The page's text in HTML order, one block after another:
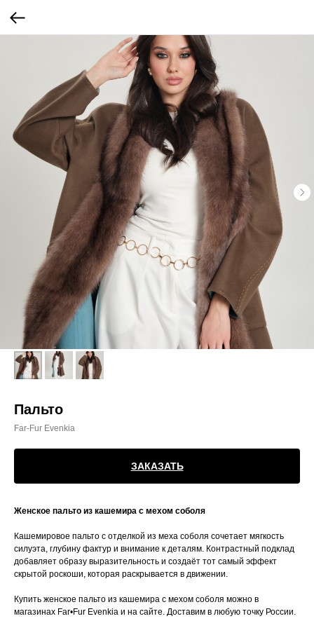
Пальто
Far-Fur Evenkia
ЗАКАЗАТЬ
Женское пальто из кашемира с мехом соболя
Кашемировое пальто с отделкой из меха соболя сочетает мягкость
силуэта, глубину фактур и внимание к деталям. Контрастный подклад
добавляет образу выразительность и создаёт тот самый эффект
скрытой роскоши, которая раскрывается в движении.
Купить женское пальто из кашемира с мехом соболя можно в
магазинах Far•Fur Evenkia и на сайте. Доставим в любую точку России.